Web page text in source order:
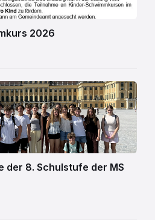
2026
der 8. Schulstufe der MS